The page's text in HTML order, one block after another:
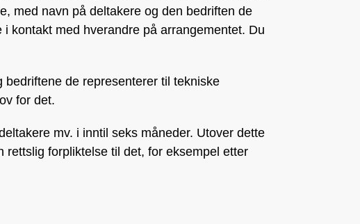
med navn på deltakere og den bedriften de
kontakt med hverandre på arrangementet. Du
de representerer til tekniske
for det.
mv. i inntil seks måneder. Utover dette
forpliktelse til det, for eksempel etter